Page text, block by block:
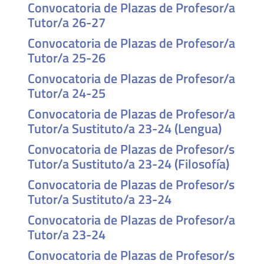
Convocatoria de Plazas de Profesor/a
Tutor/a 26-27
Convocatoria de Plazas de Profesor/a
Tutor/a 25-26
Convocatoria de Plazas de Profesor/a
Tutor/a 24-25
Convocatoria de Plazas de Profesor/a
Tutor/a Sustituto/a 23-24 (Lengua)
Convocatoria de Plazas de Profesor/s
Tutor/a Sustituto/a 23-24 (Filosofía)
Convocatoria de Plazas de Profesor/s
Tutor/a Sustituto/a 23-24
Convocatoria de Plazas de Profesor/a
Tutor/a 23-24
Convocatoria de Plazas de Profesor/s